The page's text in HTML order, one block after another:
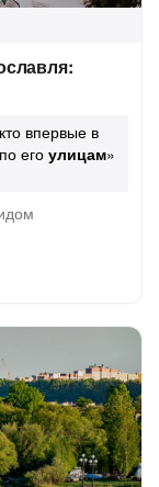
впервые в
его улицам»